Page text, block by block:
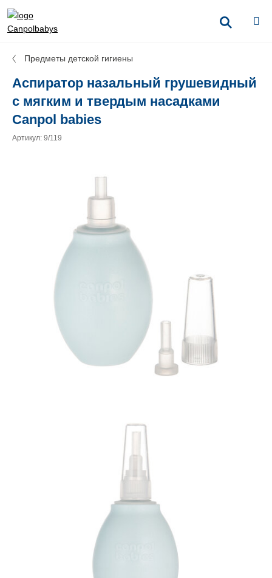
Предметы детской гигиены
Аспиратор назальный грушевидный
с мягким и твердым насадками
Canpol babies
Артикул: 9/119